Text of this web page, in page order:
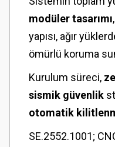
modüler tasarımı
yapısı, ağır
ömürlü koruma
Kurulum süreci,
sismik güvenlik
otomatik
SE.2552.1001;